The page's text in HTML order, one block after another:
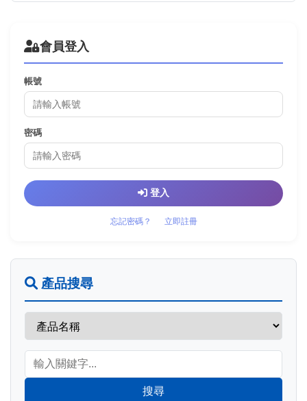
會員登入
帳號
密碼
登入
忘記密碼？ 立即註冊
產品搜尋
搜尋